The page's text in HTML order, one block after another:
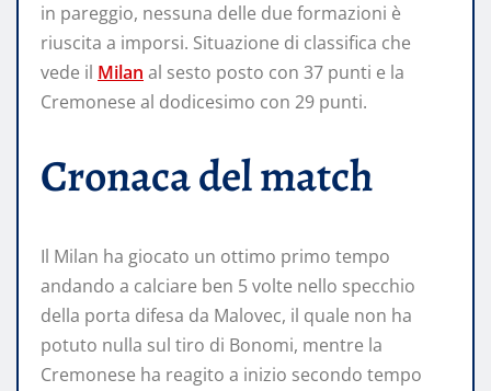
in pareggio, nessuna delle due formazioni è
riuscita a imporsi. Situazione di classifica che
vede il Milan al sesto posto con 37 punti e la
Cremonese al dodicesimo con 29 punti.
Cronaca del match
Il Milan ha giocato un ottimo primo tempo
andando a calciare ben 5 volte nello specchio
della porta difesa da Malovec, il quale non ha
potuto nulla sul tiro di Bonomi, mentre la
Cremonese ha reagito a inizio secondo tempo